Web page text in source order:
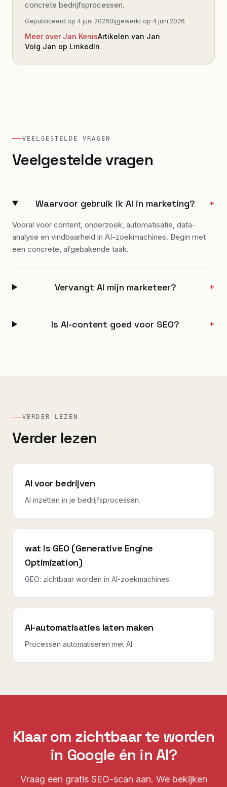
concrete bedrijfsprocessen.
Gepubliceerd op 4 juni 2026Bijgewerkt op 4 juni 2026
Meer over Jan KenisArtikelen van Jan
Volg Jan op LinkedIn
VEELGESTELDE VRAGEN
Veelgestelde vragen
Waarvoor gebruik ik AI in marketing? +
Vooral voor content, onderzoek, automatisatie, data-
analyse en vindbaarheid in AI-zoekmachines. Begin met
een concrete, afgebakende taak.
Vervangt AI mijn marketeer? +
Is AI-content goed voor SEO? +
VERDER LEZEN
Verder lezen
AI voor bedrijven
AI inzetten in je bedrijfsprocessen.
wat is GEO (Generative Engine
Optimization)
GEO: zichtbaar worden in AI-zoekmachines.
AI-automatisaties laten maken
Processen automatiseren met AI.
Klaar om zichtbaar te worden
in Google én in AI?
Vraag een gratis SEO-scan aan. We bekijken